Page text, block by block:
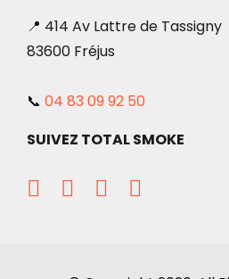
📍 414 Av Lattre de Tassigny
83600 Fréjus
📞 04 83 09 92 50
SUIVEZ TOTAL SMOKE